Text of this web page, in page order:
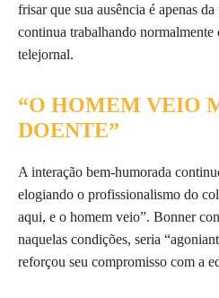
frisar que sua ausência é apenas
continua trabalhando
telejornal.
“O HOMEM VEIO
DOENTE”
A interação bem-humorada
elogiando o profissionalismo do
aqui, e o homem veio”. Bonner
naquelas condições, seria
reforçou seu compromisso com a